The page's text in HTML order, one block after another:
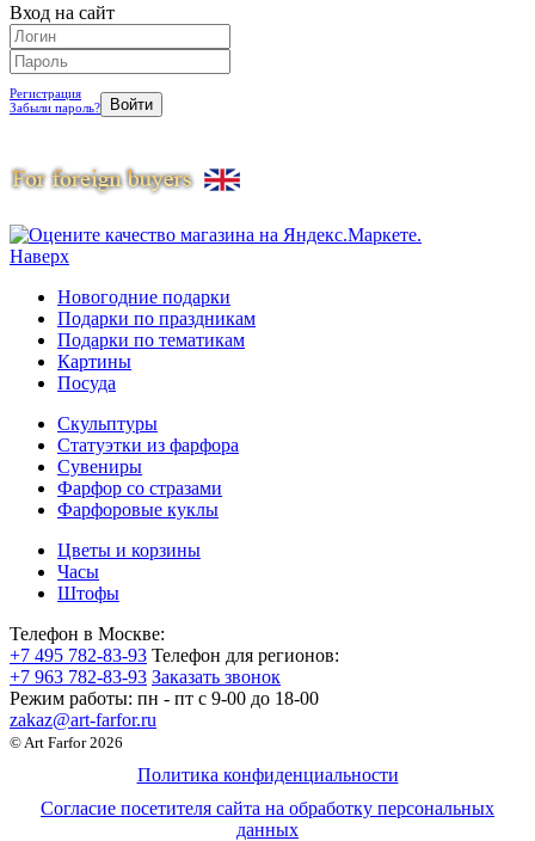
Вход на сайт
Регистрация
Забыли пароль?
Наверх
Новогодние подарки
Подарки по праздникам
Подарки по тематикам
Картины
Посуда
Скульптуры
Статуэтки из фарфора
Сувениры
Фарфор со стразами
Фарфоровые куклы
Цветы и корзины
Часы
Штофы
Телефон в Москве:
+7 495 782-83-93 Телефон для регионов:
+7 963 782-83-93 Заказать звонок
Режим работы: пн - пт c 9-00 до 18-00
zakaz@art-farfor.ru
© Art Farfor 2026
Политика конфиденциальности
Согласие посетителя сайта на обработку персональных
данных